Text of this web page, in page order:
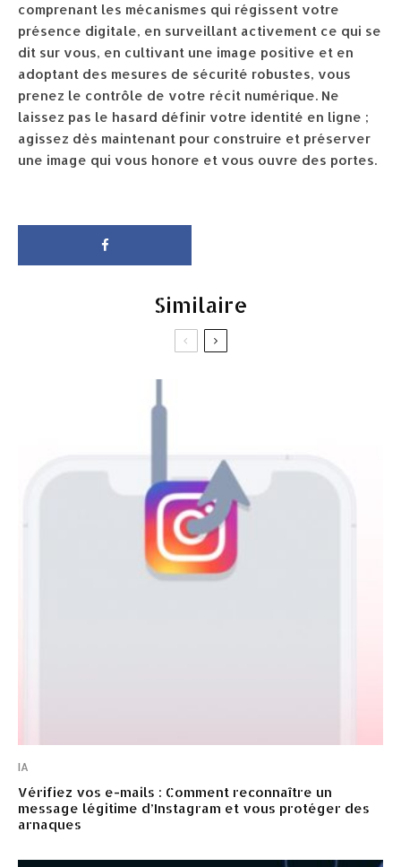
comprenant les mécanismes qui régissent votre
présence digitale, en surveillant activement ce qui se
dit sur vous, en cultivant une image positive et en
adoptant des mesures de sécurité robustes, vous
prenez le contrôle de votre récit numérique. Ne
laissez pas le hasard définir votre identité en ligne ;
agissez dès maintenant pour construire et préserver
une image qui vous honore et vous ouvre des portes.
Similaire
IA
Vérifiez vos e-mails : Comment reconnaître un
message légitime d’Instagram et vous protéger des
arnaques